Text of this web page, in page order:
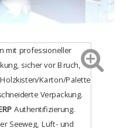
mit professioneller
sicher vor Bruch,
Karton/Palette
Verpackung.
Authentifizierung.
Seeweg, Luft- und